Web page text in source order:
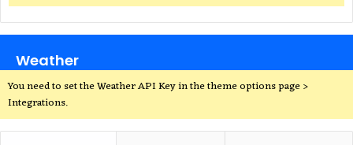
Weather
You need to set the Weather API Key in the theme options page >
Integrations.